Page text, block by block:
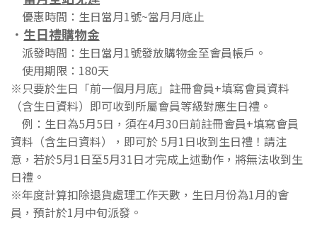
優惠時間：生日當月1號~當月月底止
． 生日禮購物金
派發時間：生日當月1號發放購物金至會員帳戶。
使用期限：180天
※只要於生日「前一個月月底」註冊會員+填寫會員資料
（含生日資料）即可收到所屬會員等級對應生日禮。
例：生日為5月5日，須在4月30日前註冊會員+填寫會員
資料（含生日資料），即可於 5月1日收到生日禮！請注
意，若於5月1日至5月31日才完成上述動作，將無法收到生
日禮。
※年度計算扣除退貨處理工作天數，生日月份為1月的會
員，預計於1月中旬派發。